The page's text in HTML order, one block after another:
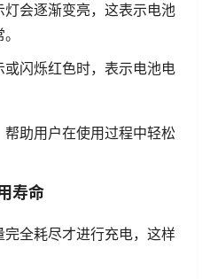
灯会逐渐变亮，这表示电池
或闪烁红色时，表示电池电
助用户在使用过程中轻松
寿命
完全耗尽才进行充电，这样